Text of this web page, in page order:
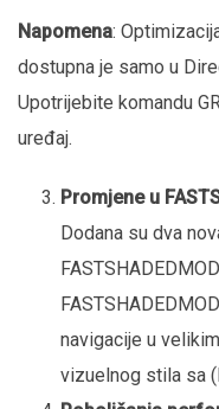
Napomena:
dostupna je samo u
Upotrijebite komandu
uređaj.
Promjene u
Dodana su dva
navigacije u
vizuelnog stila sa